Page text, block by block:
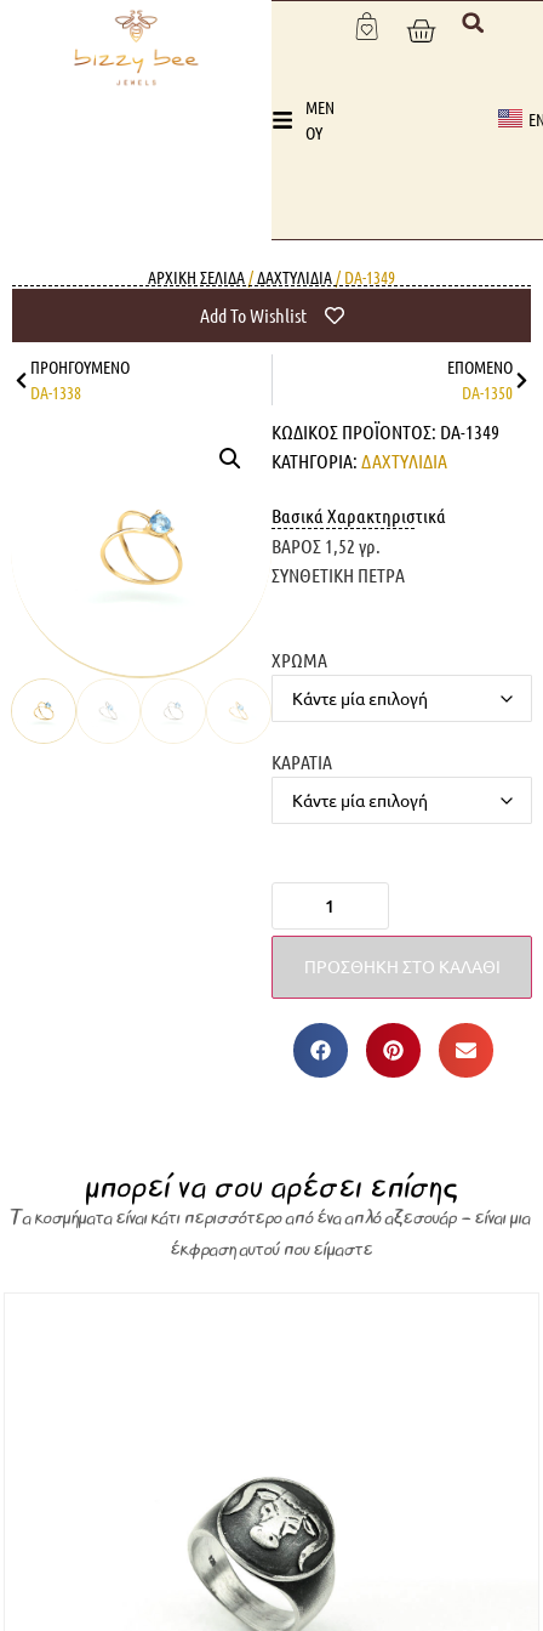
MEN
OY
ΑΡΧΙΚΉ ΣΕΛΊΔΑ/ΔΑΧΤΥΛΙΔΙΑ/ DA-1349
Add To Wishlist
ΠΡΟΗΓΟΎΜΕΝΟ
DA-1338
ΕΠΌΜΕΝΟ
DA-1350
ΚΩΔΙΚΌΣ ΠΡΟΪΌΝΤΟΣ: DA-1349
ΚΑΤΗΓΟΡΊΑ: ΔΑΧΤΥΛΙΔΙΑ
Βασικά Χαρακτηριστικά
ΒΑΡΟΣ 1,52 γρ.
ΣΥΝΘΕΤΙΚΗ ΠΕΤΡΑ
ΧΡΩΜΑ
ΚΑΡΑΤΙΑ
ΠΡΟΣΘΉΚΗ ΣΤΟ ΚΑΛΆΘΙ
μπορεί να σου αρέσει επίσης
Τα κοσμήματα είναι κάτι περισσότερο από ένα απλό αξεσουάρ – είναι μια
έκφραση αυτού που είμαστε